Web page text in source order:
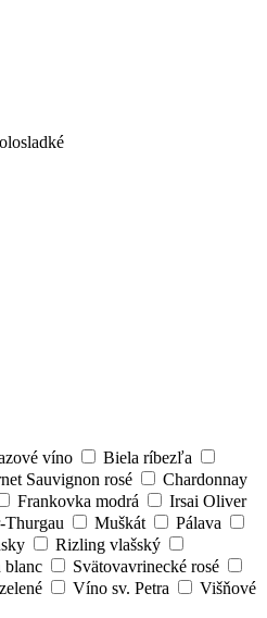
víno
Biela ríbezľa
Sauvignon rosé
Chardonnay
Frankovka modrá
Irsai Oliver
Muškát
Pálava
Rizling vlašský
blanc
Svätovavrinecké rosé
Víno sv. Petra
Višňové